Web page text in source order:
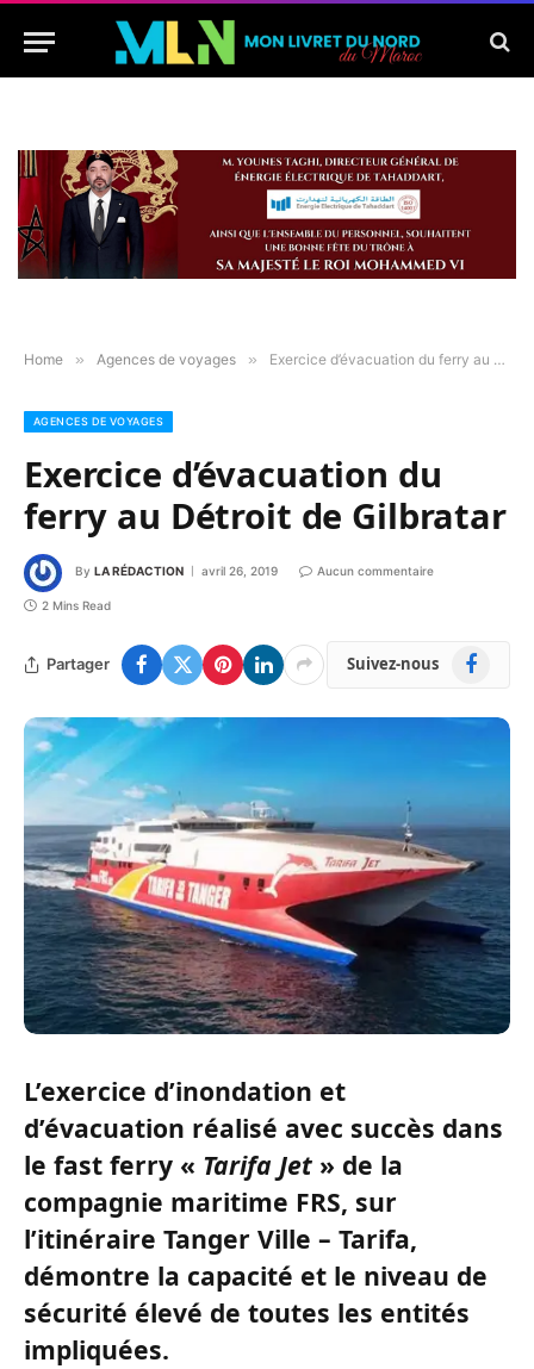
Home » Agences de voyages » Exercice d’évacuation du ferry au Détroit de Gilbratar
AGENCES DE VOYAGES
Exercice d’évacuation du
ferry au Détroit de Gilbratar
By LA RÉDACTION avril 26, 2019 Aucun commentaire
2 Mins Read
Partager Suivez-nous Facebook
L’exercice d’inondation et
d’évacuation réalisé avec succès dans
le fast ferry « Tarifa Jet » de la
compagnie maritime FRS, sur
l’itinéraire Tanger Ville – Tarifa,
démontre la capacité et le niveau de
sécurité élevé de toutes les entités
impliquées.